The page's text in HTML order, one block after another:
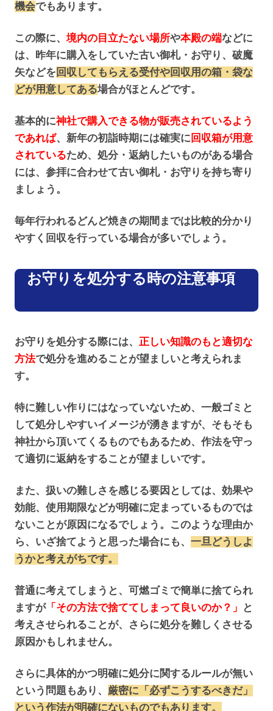
機会でもあります。
この際に、 境内の目立たない場所や本殿の端などに
は、昨年に購入をしていた古い御札・お守り、破魔
矢などを 回収してもらえる受付や回収用の箱・袋な
どが用意してある場合がほとんどです。
基本的に神社で購入できる物が販売されているよう
であれば、新年の初詣時期には確実に 回収箱が用意
されているため、処分・返納したいものがある場合
には、参拝に合わせて古い御札・お守りを持ち寄り
ましょう。
毎年行われるどんど焼きの期間までは比較的分かり
やすく回収を行っている場合が多いでしょう。
お守りを処分する時の注意事項
お守りを処分する際には、 正しい知識のもと適切な
方法で処分を進めることが望ましいと考えられま
す。
特に難しい作りにはなっていないため、一般ゴミと
して処分しやすいイメージが湧きますが、そもそも
神社から頂いてくるものでもあるため、作法を守っ
て適切に返納をすることが望ましいです。
また、扱いの難しさを感じる要因としては、効果や
効能、使用期限などが明確に定まっているものでは
ないことが原因になるでしょう。このような理由か
ら、いざ捨てようと思った場合にも、 一旦どうしよ
うかと考えがちです。
普通に考えてしまうと、可燃ゴミで簡単に捨てられ
ますが「その方法で捨ててしまって良いのか？」
と
考えさせられることが、さらに処分を難しくさせる
原因かもしれません。
さらに具体的かつ明確に処分に関するルールが無い
という問題もあり、 厳密に「 必ずこうするべきだ」
という作法が明確にないものでもあります。